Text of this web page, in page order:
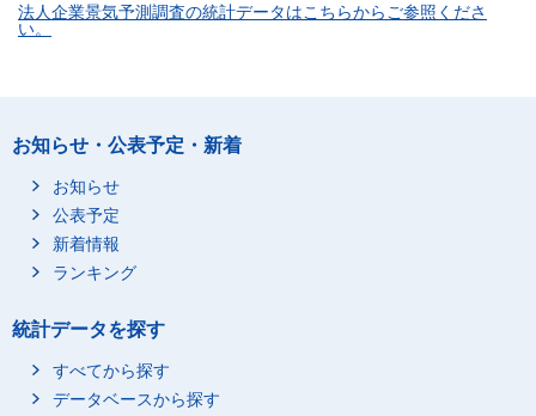
法人企業景気予測調査の統計データはこちらからご参照くださ
い。
お知らせ・公表予定・新着
お知らせ
公表予定
新着情報
ランキング
統計データを探す
すべてから探す
データベースから探す